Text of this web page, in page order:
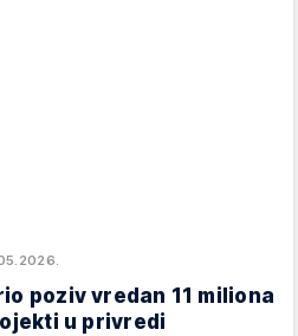
poziv vredan 11 miliona
u privredi